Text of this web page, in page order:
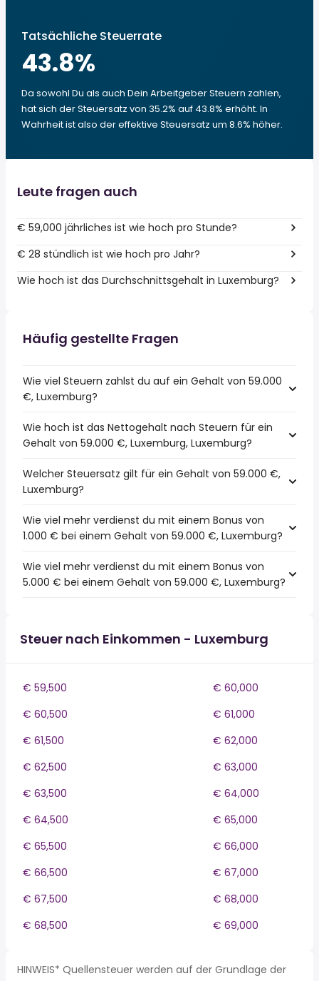
Tatsächliche Steuerrate
43.8%
Da sowohl Du als auch Dein Arbeitgeber Steuern zahlen,
hat sich der Steuersatz von 35.2% auf 43.8% erhöht. In
Wahrheit ist also der effektive Steuersatz um 8.6% höher.
Leute fragen auch
€ 59,000 jährliches ist wie hoch pro Stunde?
€ 28 stündlich ist wie hoch pro Jahr?
Wie hoch ist das Durchschnittsgehalt in Luxemburg?
Häufig gestellte Fragen
Wie viel Steuern zahlst du auf ein Gehalt von 59.000
€, Luxemburg?
Wie hoch ist das Nettogehalt nach Steuern für ein
Gehalt von 59.000 €, Luxemburg, Luxemburg?
Welcher Steuersatz gilt für ein Gehalt von 59.000 €,
Luxemburg?
Wie viel mehr verdienst du mit einem Bonus von
1.000 € bei einem Gehalt von 59.000 €, Luxemburg?
Wie viel mehr verdienst du mit einem Bonus von
5.000 € bei einem Gehalt von 59.000 €, Luxemburg?
Steuer nach Einkommen - Luxemburg
€ 59,500
€ 60,000
€ 60,500
€ 61,000
€ 61,500
€ 62,000
€ 62,500
€ 63,000
€ 63,500
€ 64,000
€ 64,500
€ 65,000
€ 65,500
€ 66,000
€ 66,500
€ 67,000
€ 67,500
€ 68,000
€ 68,500
€ 69,000
HINWEIS* Quellensteuer werden auf der Grundlage der